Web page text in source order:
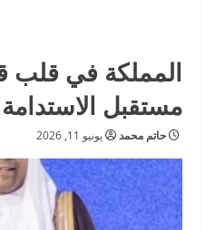
مستقبل الاستدامة
حاتم محمد يونيو 11, 2026